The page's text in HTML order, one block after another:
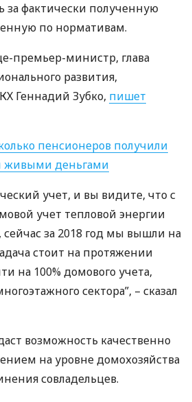
за фактически полученную
по нормативам.
премьер-министр, глава
развития,
Геннадий Зубко, пишет
пенсионеров получили
живыми деньгами
учет, и вы видите, что с
учет тепловой энергии
сейчас за 2018 год мы вышли на
стоит на протяжении
на 100% домового учета,
сектора”, – сказал
возможность качественно
на уровне домохозяйства
совладельцев.